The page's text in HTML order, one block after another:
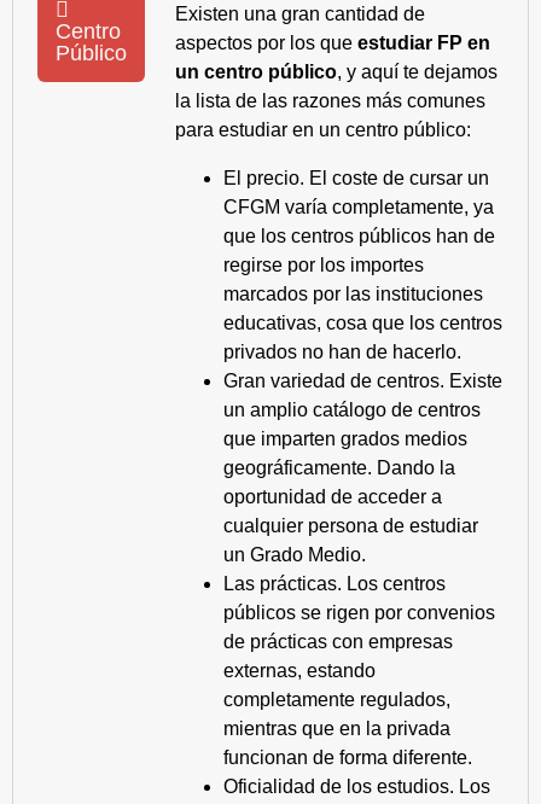
Centro
Público
Existen una gran cantidad de
aspectos por los que estudiar FP en
un centro público, y aquí te dejamos
la lista de las razones más comunes
para estudiar en un centro público:
El precio. El coste de cursar un
CFGM varía completamente, ya
que los centros públicos han de
regirse por los importes
marcados por las instituciones
educativas, cosa que los centros
privados no han de hacerlo.
Gran variedad de centros. Existe
un amplio catálogo de centros
que imparten grados medios
geográficamente. Dando la
oportunidad de acceder a
cualquier persona de estudiar
un Grado Medio.
Las prácticas. Los centros
públicos se rigen por convenios
de prácticas con empresas
externas, estando
completamente regulados,
mientras que en la privada
funcionan de forma diferente.
Oficialidad de los estudios. Los